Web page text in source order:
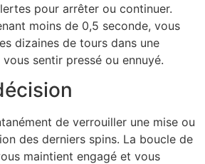
pour arrêter ou continuer.
moins de 0,5 seconde, vous
dizaines de tours dans une
sentir pressé ou ennuyé.
de verrouiller une mise ou
des derniers spins. La boucle de
maintient engagé et vous